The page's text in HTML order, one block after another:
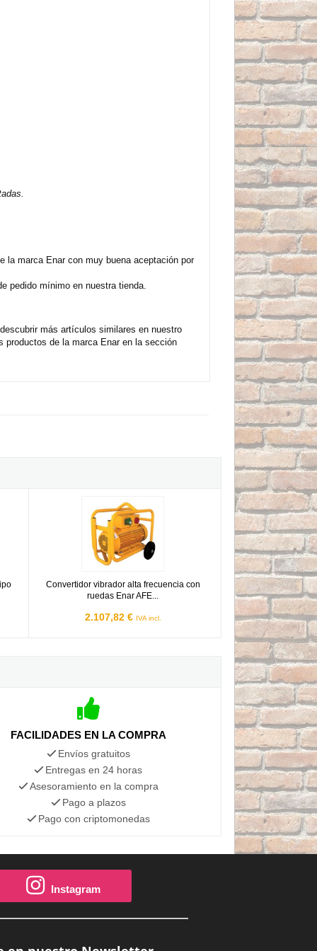
la marca Enar con muy buena aceptación por
pedido mínimo en nuestra tienda.
más artículos similares en nuestro
productos de la marca Enar en la sección
Convertidor vibrador alta frecuencia con
ruedas Enar AFE...
2.107,82 € IVA incl.
Convertidor vibrador alta frecuencia con ruedas Enar AFE
FACILIDADES EN LA COMPRA
Envíos gratuitos
Entregas en 24 horas
Asesoramiento en la compra
Pago a plazos
Pago con criptomonedas
Instagram